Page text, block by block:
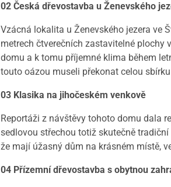
02 Česká dřevostavba u Ženevského
Vzácná lokalita u Ženevského jezera ve
metrech čtverečních zastavitelné plochy
domu a k tomu příjemné klima během
touto oázou museli překonat celou
03 Klasika na jihočeském venkově
Reportáži z návštěvy tohoto domu dala
sedlovou střechou totiž skutečně
že mají úžasný dům na krásném místě,
04 Přízemní dřevostavba s obytnou